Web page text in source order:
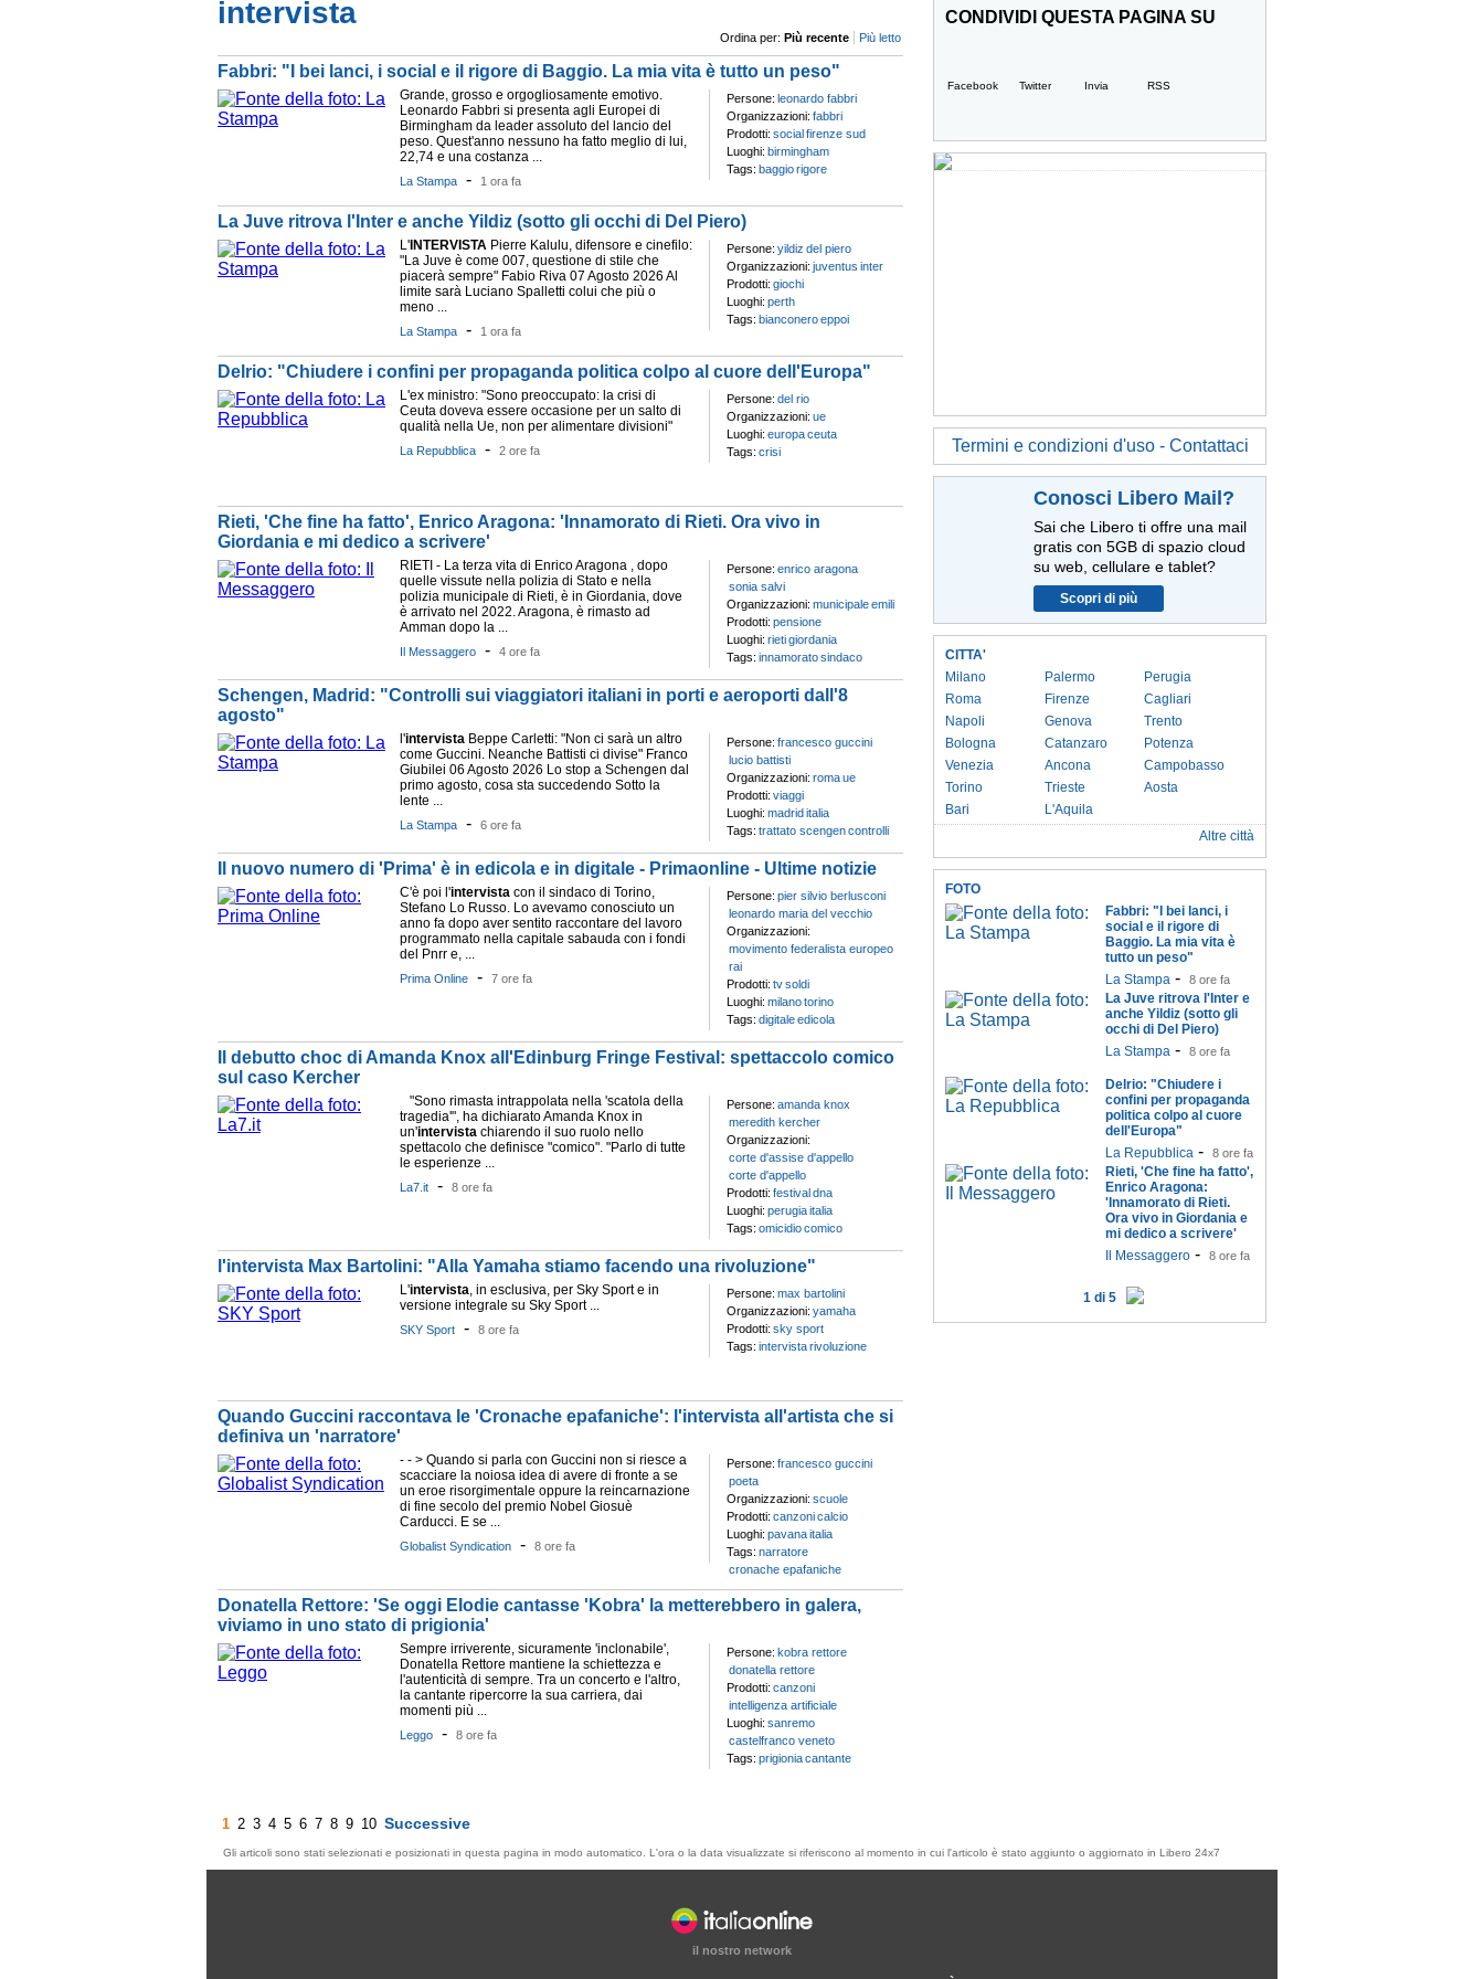
intervista
Ordina per: Più recente Più letto
Fabbri: "I bei lanci, i social e il rigore di Baggio. La mia vita è tutto un peso"
Grande, grosso e orgogliosamente emotivo.
Leonardo Fabbri si presenta agli Europei di
Birmingham da leader assoluto del lancio del
peso. Quest'anno nessuno ha fatto meglio di lui,
22,74 e una costanza ...
La Stampa - 1 ora fa
Persone: leonardo fabbri
Organizzazioni: fabbri
Prodotti: socialfirenze sud
Luoghi: birmingham
Tags: baggiorigore
La Juve ritrova l'Inter e anche Yildiz (sotto gli occhi di Del Piero)
L' INTERVISTA Pierre Kalulu, difensore e cinefilo:
"La Juve è come 007, questione di stile che
piacerà sempre" Fabio Riva 07 Agosto 2026 Al
limite sarà Luciano Spalletti colui che più o
meno ...
La Stampa - 1 ora fa
Persone: yildiz del piero
Organizzazioni: juventus inter
Prodotti: giochi
Luoghi: perth
Tags: bianconeroeppoi
Delrio: "Chiudere i confini per propaganda politica colpo al cuore dell'Europa"
L'ex ministro: "Sono preoccupato: la crisi di
Ceuta doveva essere occasione per un salto di
qualità nella Ue, non per alimentare divisioni"
La Repubblica - 2 ore fa
Persone: del rio
Organizzazioni: ue
Luoghi: europaceuta
Tags: crisi
Rieti, 'Che fine ha fatto', Enrico Aragona: 'Innamorato di Rieti. Ora vivo in
Giordania e mi dedico a scrivere'
RIETI - La terza vita di Enrico Aragona , dopo
quelle vissute nella polizia di Stato e nella
polizia municipale di Rieti, è in Giordania, dove
è arrivato nel 2022. Aragona, è rimasto ad
Amman dopo la ...
Il Messaggero - 4 ore fa
Persone: enrico aragona
sonia salvi
Organizzazioni: municipaleemili
Prodotti: pensione
Luoghi: rietigiordania
Tags: innamoratosindaco
Schengen, Madrid: "Controlli sui viaggiatori italiani in porti e aeroporti dall'8
agosto"
l'intervista Beppe Carletti: "Non ci sarà un altro
come Guccini. Neanche Battisti ci divise" Franco
Giubilei 06 Agosto 2026 Lo stop a Schengen dal
primo agosto, cosa sta succedendo Sotto la
lente ...
La Stampa - 6 ore fa
Persone: francesco guccini
lucio battisti
Organizzazioni: romaue
Prodotti: viaggi
Luoghi: madriditalia
Tags: trattato scengencontrolli
Il nuovo numero di 'Prima' è in edicola e in digitale - Primaonline - Ultime notizie
C'è poi l'intervista con il sindaco di Torino,
Stefano Lo Russo. Lo avevamo conosciuto un
anno fa dopo aver sentito raccontare del lavoro
programmato nella capitale sabauda con i fondi
del Pnrr e, ...
Prima Online - 7 ore fa
Persone: pier silvio berlusconi
leonardo maria del vecchio
Organizzazioni:
movimento federalista europeo
rai
Prodotti: tvsoldi
Luoghi: milanotorino
Tags: digitaleedicola
Il debutto choc di Amanda Knox all'Edinburg Fringe Festival: spettaccolo comico
sul caso Kercher
"Sono rimasta intrappolata nella 'scatola della
tragedia'", ha dichiarato Amanda Knox in
un'intervista chiarendo il suo ruolo nello
spettacolo che definisce "comico". "Parlo di tutte
le esperienze ...
La7.it - 8 ore fa
Persone: amanda knox
meredith kercher
Organizzazioni:
corte d'assise d'appello
corte d'appello
Prodotti: festivaldna
Luoghi: perugiaitalia
Tags: omicidiocomico
l'intervista Max Bartolini: "Alla Yamaha stiamo facendo una rivoluzione"
L'intervista, in esclusiva, per Sky Sport e in
versione integrale su Sky Sport ...
SKY Sport - 8 ore fa
Persone: max bartolini
Organizzazioni: yamaha
Prodotti: sky sport
Tags: intervistarivoluzione
Quando Guccini raccontava le 'Cronache epafaniche': l'intervista all'artista che si
definiva un 'narratore'
- - > Quando si parla con Guccini non si riesce a
scacciare la noiosa idea di avere di fronte a se
un eroe risorgimentale oppure la reincarnazione
di fine secolo del premio Nobel Giosuè
Carducci. E se ...
Globalist Syndication - 8 ore fa
Persone: francesco guccini
poeta
Organizzazioni: scuole
Prodotti: canzonicalcio
Luoghi: pavanaitalia
Tags: narratore
cronache epafaniche
Donatella Rettore: 'Se oggi Elodie cantasse 'Kobra' la metterebbero in galera,
viviamo in uno stato di prigionia'
Sempre irriverente, sicuramente 'inclonabile',
Donatella Rettore mantiene la schiettezza e
l'autenticità di sempre. Tra un concerto e l'altro,
la cantante ripercorre la sua carriera, dai
momenti più ...
Leggo - 8 ore fa
Persone: kobra rettore
donatella rettore
Prodotti: canzoni
intelligenza artificiale
Luoghi: sanremo
castelfranco veneto
Tags: prigioniacantante
1 2 3 4 5 6 7 8 9 10 Successive
CONDIVIDI QUESTA PAGINA SU
Facebook Twitter Invia RSS
Termini e condizioni d'uso - Contattaci
Conosci Libero Mail?
Sai che Libero ti offre una mail
gratis con 5GB di spazio cloud
su web, cellulare e tablet?
Scopri di più
CITTA'
Milano
Roma
Napoli
Bologna
Venezia
Torino
Bari
Palermo
Firenze
Genova
Catanzaro
Ancona
Trieste
L'Aquila
Perugia
Cagliari
Trento
Potenza
Campobasso
Aosta
Altre città
FOTO
Fabbri: "I bei lanci, i
social e il rigore di
Baggio. La mia vita è
tutto un peso"
La Stampa - 8 ore fa
La Juve ritrova l'Inter e
anche Yildiz (sotto gli
occhi di Del Piero)
La Stampa - 8 ore fa
Delrio: "Chiudere i
confini per propaganda
politica colpo al cuore
dell'Europa"
La Repubblica - 8 ore fa
Rieti, 'Che fine ha fatto',
Enrico Aragona:
'Innamorato di Rieti.
Ora vivo in Giordania e
mi dedico a scrivere'
Il Messaggero - 8 ore fa
1 di 5
Gli articoli sono stati selezionati e posizionati in questa pagina in modo automatico. L'ora o la data visualizzate si riferiscono al momento in cui l'articolo è stato aggiunto o aggiornato in Libero 24x7
il nostro network